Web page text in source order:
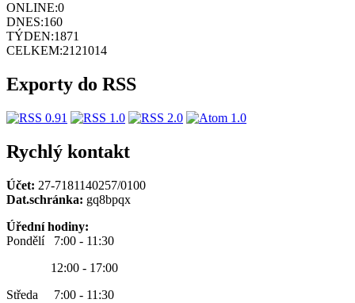
ONLINE:0
DNES:160
TÝDEN:1871
CELKEM:2121014
Exporty do RSS
Rychlý kontakt
Účet: 27-7181140257/0100
Dat.schránka: gq8bpqx
Úřední hodiny:
Pondělí 7:00 - 11:30
12:00 - 17:00
Středa 7:00 - 11:30